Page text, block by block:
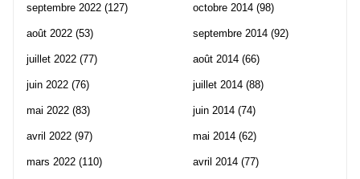
septembre 2022 (127)
août 2022 (53)
juillet 2022 (77)
juin 2022 (76)
mai 2022 (83)
avril 2022 (97)
mars 2022 (110)
octobre 2014 (98)
septembre 2014 (92)
août 2014 (66)
juillet 2014 (88)
juin 2014 (74)
mai 2014 (62)
avril 2014 (77)